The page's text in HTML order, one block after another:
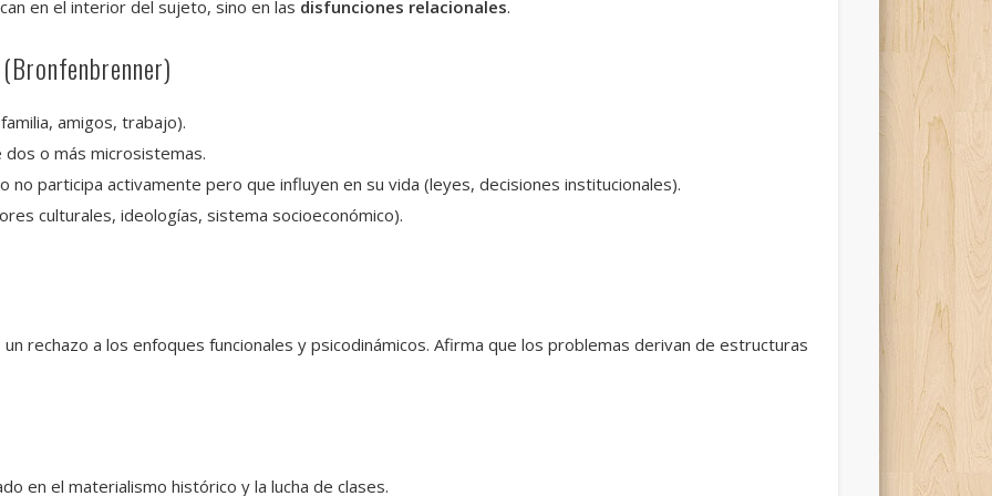
en el interior del sujeto, sino en las disfunciones relacionales.
amigos, trabajo).
o más microsistemas.
participa activamente pero que influyen en su vida (leyes, decisiones institucionales).
culturales, ideologías, sistema socioeconómico).
rechazo a los enfoques funcionales y psicodinámicos. Afirma que los problemas derivan de estructuras
en el materialismo histórico y la lucha de clases.